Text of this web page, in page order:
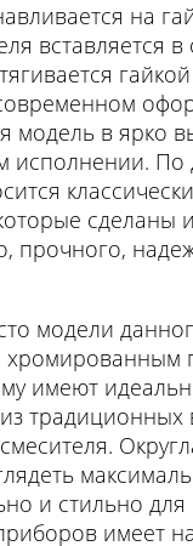
на
вставляется в
модель в ярко
исполнении. По
сделаны
прочного,
модели
хромированным
имеют
традиционных
и стильно для
имеет